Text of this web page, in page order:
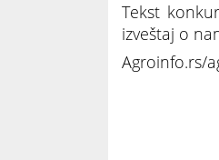
Tekst
izveštaj o
Agroinfo.rs/